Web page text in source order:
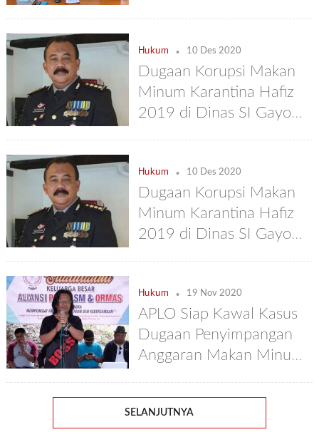
Hukum . 10 Des 2020
Dugaan Korupsi Makan
Minum Karantina Hafiz
2019 di Dinas SI Gayo
Hukum . 10 Des 2020
Dugaan Korupsi Makan
Minum Karantina Hafiz
2019 di Dinas SI Gayo
Hukum . 19 Nov 2020
APLO Siap Kawal Kasus
Dugaan Penyimpangan
Anggaran Makan Minum
Lues
SELANJUTNYA